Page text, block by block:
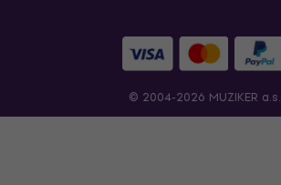
© 2004-2026 MUZIKER a.s.